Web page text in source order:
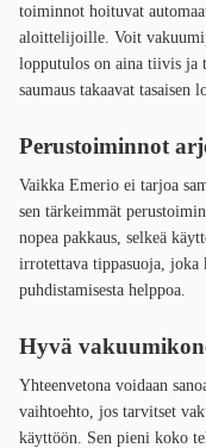
toiminnot hoituvat
aloittelijoille. Voit
lopputulos on aina tiivis ja
saumaus takaavat tasaisen
Perustoiminnot
Vaikka Emerio ei tarjoa
sen tärkeimmät
nopea pakkaus, selkeä
irrotettava tippasuoja, joka
puhdistamisesta helppoa.
Hyvä
Yhteenvetona voidaan
vaihtoehto, jos tarvitset
käyttöön. Sen pieni koko